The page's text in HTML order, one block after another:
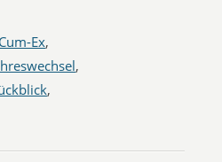
Cum-Ex,
,
,